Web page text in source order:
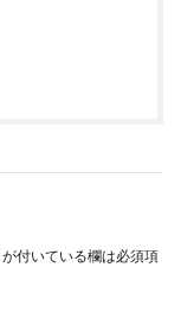
が付いている欄は必須項